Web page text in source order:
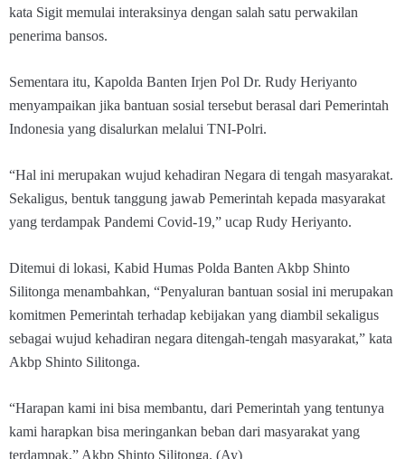
kata Sigit memulai interaksinya dengan salah satu perwakilan
penerima bansos.
Sementara itu, Kapolda Banten Irjen Pol Dr. Rudy Heriyanto
menyampaikan jika bantuan sosial tersebut berasal dari Pemerintah
Indonesia yang disalurkan melalui TNI-Polri.
“Hal ini merupakan wujud kehadiran Negara di tengah masyarakat.
Sekaligus, bentuk tanggung jawab Pemerintah kepada masyarakat
yang terdampak Pandemi Covid-19,” ucap Rudy Heriyanto.
Ditemui di lokasi, Kabid Humas Polda Banten Akbp Shinto
Silitonga menambahkan, “Penyaluran bantuan sosial ini merupakan
komitmen Pemerintah terhadap kebijakan yang diambil sekaligus
sebagai wujud kehadiran negara ditengah-tengah masyarakat,” kata
Akbp Shinto Silitonga.
“Harapan kami ini bisa membantu, dari Pemerintah yang tentunya
kami harapkan bisa meringankan beban dari masyarakat yang
terdampak,” Akbp Shinto Silitonga. (Ay)